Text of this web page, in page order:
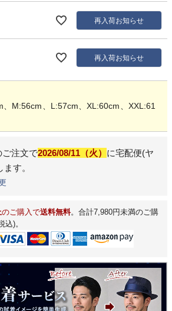
再入荷お知らせ
再入荷お知らせ
M:56cm、L:57cm、XL:60cm、XXL:61
ご注文で2026/08/11（火） に宅配便(ヤ
す。
のご購入で送料無料。合計7,980円未満のご購
込)。